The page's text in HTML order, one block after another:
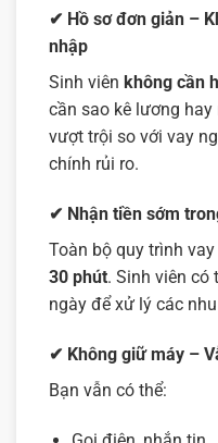
✔ Hồ sơ đơn giản –
nhập
Sinh viên không cần
cần sao kê lương
vượt trội so với vay
chính rủi ro.
✔ Nhận tiền sớm
Toàn bộ quy trình
30 phút. Sinh viên có
ngày để xử lý các
✔ Không giữ máy –
Bạn vẫn có thể: